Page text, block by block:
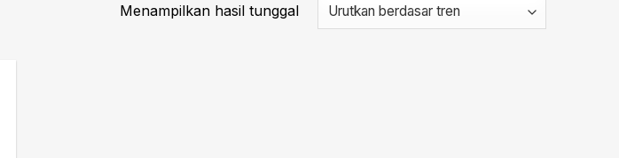
Menampilkan hasil tunggal